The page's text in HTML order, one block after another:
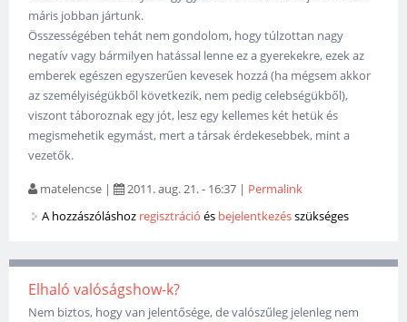
máris jobban jártunk.
Összességében tehát nem gondolom, hogy túlzottan nagy
negatív vagy bármilyen hatással lenne ez a gyerekekre, ezek az
emberek egészen egyszerűen kevesek hozzá (ha mégsem akkor
az személyiségükből következik, nem pedig celebségükből),
viszont táboroznak egy jót, lesz egy kellemes két hetük és
megismehetik egymást, mert a társak érdekesebbek, mint a
vezetők.
matelencse | 2011. aug. 21. - 16:37 | Permalink
A hozzászóláshoz regisztráció és bejelentkezésszükséges
Elhaló valóságshow-k?
Nem biztos, hogy van jelentősége, de valószűleg jelenleg nem